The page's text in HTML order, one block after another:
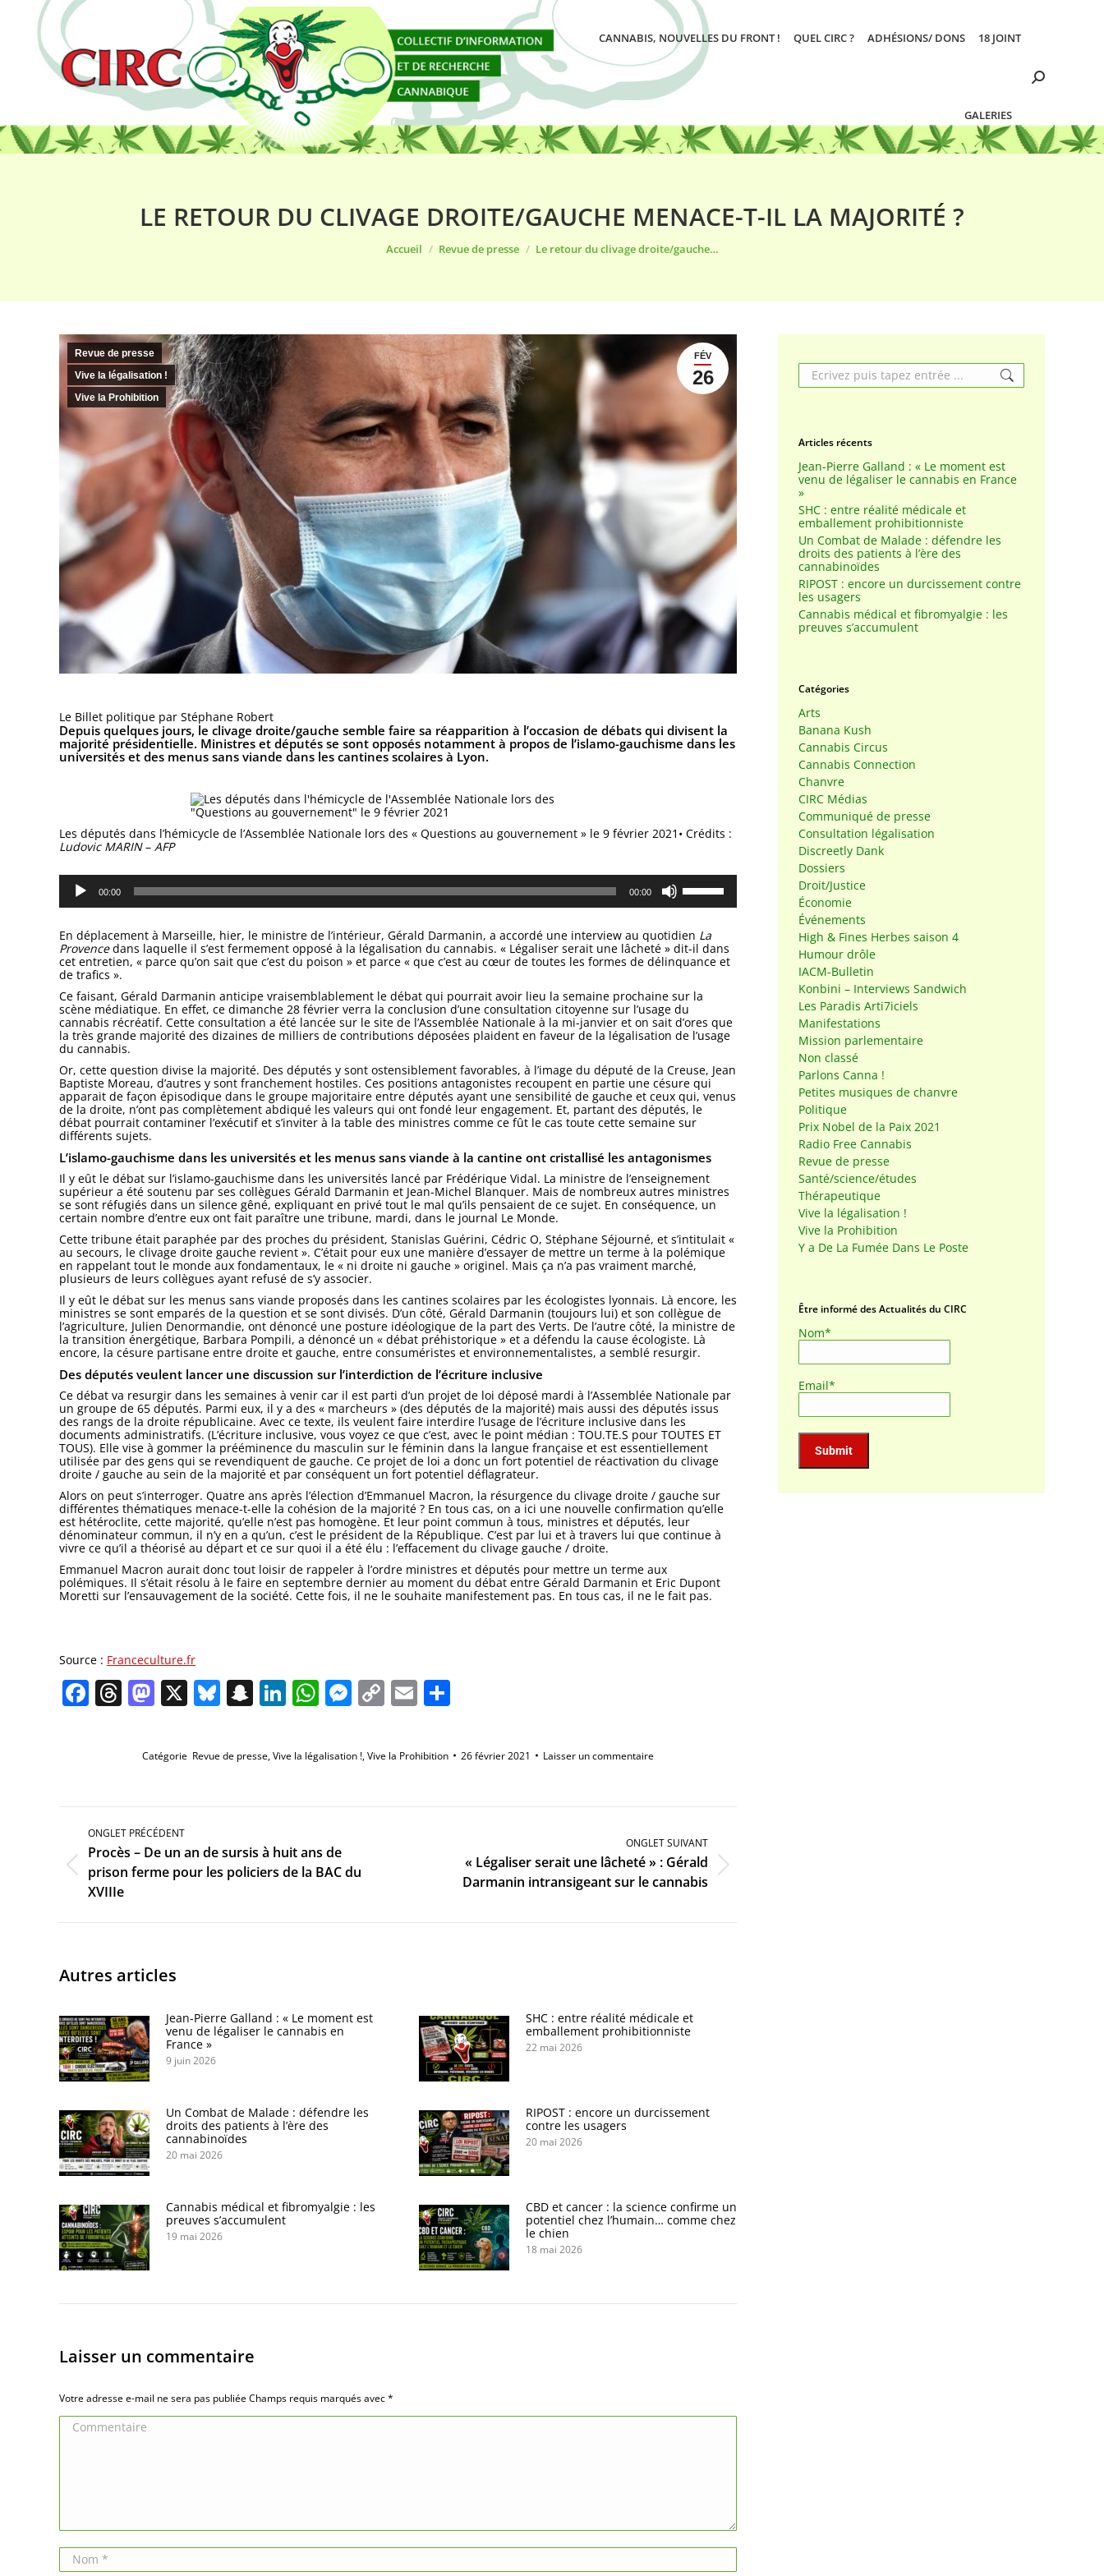
CANNABIS, NOUVELLES DU FRONT ! QUEL CIRC ? ADHÉSIONS/ DONS 18 JOINT
GALERIES
Search:
LE RETOUR DU CLIVAGE DROITE/GAUCHE MENACE-T-IL LA MAJORITÉ ?
Accueil Revue de presse Le retour du clivage droite/gauche…
FÉV
26
Revue de presse
Vive la légalisation !
Vive la Prohibition
Le Billet politique par Stéphane Robert
Depuis quelques jours, le clivage droite/gauche semble faire sa réapparition à l’occasion de débats qui divisent la
majorité présidentielle. Ministres et députés se sont opposés notamment à propos de l’islamo-gauchisme dans les
universités et des menus sans viande dans les cantines scolaires à Lyon.
Les députés dans l’hémicycle de l’Assemblée Nationale lors des « Questions au gouvernement » le 9 février 2021 • Crédits :
Ludovic MARIN– AFP
Lecteur
audio
00:00 00:00
les
flèches
pour
augmenter
ou
volume.
En déplacement à Marseille, hier, le ministre de l’intérieur, Gérald Darmanin, a accordé une interview au quotidien La
Provencedans laquelle il s’est fermement opposé à la légalisation du cannabis. « Légaliser serait une lâcheté » dit-il dans
cet entretien, « parce qu’on sait que c’est du poison » et parce « que c’est au cœur de toutes les formes de délinquance et
de trafics ».
Ce faisant, Gérald Darmanin anticipe vraisemblablement le débat qui pourrait avoir lieu la semaine prochaine sur la
scène médiatique. En effet, ce dimanche 28 février verra la conclusion d’une consultation citoyenne sur l’usage du
cannabis récréatif. Cette consultation a été lancée sur le site de l’Assemblée Nationale à la mi-janvier et on sait d’ores que
la très grande majorité des dizaines de milliers de contributions déposées plaident en faveur de la légalisation de l’usage
du cannabis.
Or, cette question divise la majorité. Des députés y sont ostensiblement favorables, à l’image du député de la Creuse, Jean
Baptiste Moreau, d’autres y sont franchement hostiles. Ces positions antagonistes recoupent en partie une césure qui
apparait de façon épisodique dans le groupe majoritaire entre députés ayant une sensibilité de gauche et ceux qui, venus
de la droite, n’ont pas complètement abdiqué les valeurs qui ont fondé leur engagement. Et, partant des députés, le
débat pourrait contaminer l’exécutif et s’inviter à la table des ministres comme ce fût le cas toute cette semaine sur
différents sujets.
L’islamo-gauchisme dans les universités et les menus sans viande à la cantine ont cristallisé les antagonismes
Il y eût le débat sur l’islamo-gauchisme dans les universités lancé par Frédérique Vidal. La ministre de l’enseignement
supérieur a été soutenu par ses collègues Gérald Darmanin et Jean-Michel Blanquer. Mais de nombreux autres ministres
se sont réfugiés dans un silence gêné, expliquant en privé tout le mal qu’ils pensaient de ce sujet. En conséquence, un
certain nombre d’entre eux ont fait paraître une tribune, mardi, dans le journal Le Monde.
Cette tribune était paraphée par des proches du président, Stanislas Guérini, Cédric O, Stéphane Séjourné, et s’intitulait «
au secours, le clivage droite gauche revient ». C’était pour eux une manière d’essayer de mettre un terme à la polémique
en rappelant tout le monde aux fondamentaux, le « ni droite ni gauche » originel. Mais ça n’a pas vraiment marché,
plusieurs de leurs collègues ayant refusé de s’y associer.
Il y eût le débat sur les menus sans viande proposés dans les cantines scolaires par les écologistes lyonnais. Là encore, les
ministres se sont emparés de la question et se sont divisés. D’un côté, Gérald Darmanin (toujours lui) et son collègue de
l’agriculture, Julien Denormandie, ont dénoncé une posture idéologique de la part des Verts. De l’autre côté, la ministre de
la transition énergétique, Barbara Pompili, a dénoncé un « débat préhistorique » et a défendu la cause écologiste. Là
encore, la césure partisane entre droite et gauche, entre consuméristes et environnementalistes, a semblé resurgir.
Des députés veulent lancer une discussion sur l’interdiction de l’écriture inclusive
Ce débat va resurgir dans les semaines à venir car il est parti d’un projet de loi déposé mardi à l’Assemblée Nationale par
un groupe de 65 députés. Parmi eux, il y a des « marcheurs » (des députés de la majorité) mais aussi des députés issus
des rangs de la droite républicaine. Avec ce texte, ils veulent faire interdire l’usage de l’écriture inclusive dans les
documents administratifs. (L’écriture inclusive, vous voyez ce que c’est, avec le point médian : TOU.TE.S pour TOUTES ET
TOUS). Elle vise à gommer la prééminence du masculin sur le féminin dans la langue française et est essentiellement
utilisée par des gens qui se revendiquent de gauche. Ce projet de loi a donc un fort potentiel de réactivation du clivage
droite / gauche au sein de la majorité et par conséquent un fort potentiel déflagrateur.
Alors on peut s’interroger. Quatre ans après l’élection d’Emmanuel Macron, la résurgence du clivage droite / gauche sur
différentes thématiques menace-t-elle la cohésion de la majorité ? En tous cas, on a ici une nouvelle confirmation qu’elle
est hétéroclite, cette majorité, qu’elle n’est pas homogène. Et leur point commun à tous, ministres et députés, leur
dénominateur commun, il n’y en a qu’un, c’est le président de la République. C’est par lui et à travers lui que continue à
vivre ce qu’il a théorisé au départ et ce sur quoi il a été élu : l’effacement du clivage gauche / droite.
Emmanuel Macron aurait donc tout loisir de rappeler à l’ordre ministres et députés pour mettre un terme aux
polémiques. Il s’était résolu à le faire en septembre dernier au moment du débat entre Gérald Darmanin et Eric Dupont
Moretti sur l’ensauvagement de la société. Cette fois, il ne le souhaite manifestement pas. En tous cas, il ne le fait pas.
Source : Franceculture.fr
Facebook
Threads
Mastodon
X Bluesky
Snapchat
LinkedIn
WhatsApp
Messenger
Copy
Link
Email
Catégorie Revue de presse,Vive la légalisation !,Vive la Prohibition 26 février 2021 Laisser un commentaire
Navigation
commentaire
ONGLET PRÉCÉDENT
Onglet
précédent
Procès – De un an de sursis à huit ans de
prison ferme pour les policiers de la BAC du
XVIIIe
ONGLET SUIVANT
« Légaliser serait une lâcheté » : Gérald
Darmanin intransigeant sur le cannabis
Autres articles
Jean-Pierre Galland : « Le moment est
venu de légaliser le cannabis en
France »
9 juin 2026
SHC : entre réalité médicale et
emballement prohibitionniste
22 mai 2026
Un Combat de Malade : défendre les
droits des patients à l’ère des
cannabinoïdes
20 mai 2026
RIPOST : encore un durcissement
contre les usagers
20 mai 2026
Cannabis médical et fibromyalgie : les
preuves s’accumulent
19 mai 2026
CBD et cancer : la science confirme un
potentiel chez l’humain… comme chez
le chien
18 mai 2026
Laisser un commentaire
Votre adresse e-mail ne sera pas publiée Champs requis marqués avec*
Commentaire
Nom *
Search:
Articles récents
Jean-Pierre Galland : « Le moment est
venu de légaliser le cannabis en France
»
SHC : entre réalité médicale et
emballement prohibitionniste
Un Combat de Malade : défendre les
droits des patients à l’ère des
cannabinoïdes
RIPOST : encore un durcissement contre
les usagers
Cannabis médical et fibromyalgie : les
preuves s’accumulent
Catégories
Arts
Banana Kush
Cannabis Circus
Cannabis Connection
Chanvre
CIRC Médias
Communiqué de presse
Consultation légalisation
Discreetly Dank
Dossiers
Droit/Justice
Économie
Événements
High & Fines Herbes saison 4
Humour drôle
IACM-Bulletin
Konbini – Interviews Sandwich
Les Paradis Arti7iciels
Manifestations
Mission parlementaire
Non classé
Parlons Canna !
Petites musiques de chanvre
Politique
Prix Nobel de la Paix 2021
Radio Free Cannabis
Revue de presse
Santé/science/études
Thérapeutique
Vive la légalisation !
Vive la Prohibition
Y a De La Fumée Dans Le Poste
Être informé des Actualités du CIRC
Nom*
Email*